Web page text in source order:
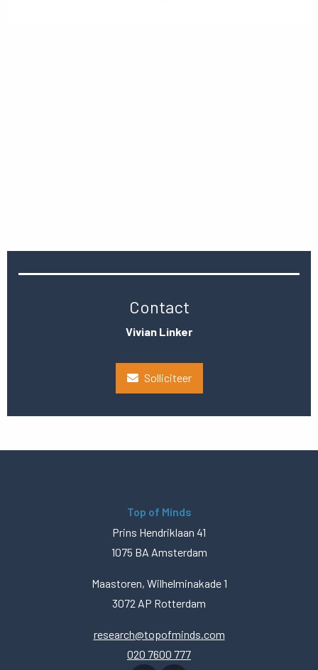
Contact
Vivian Linker
Solliciteer
Top of Minds
Prins Hendriklaan 41
1075 BA Amsterdam
Maastoren, Wilhelminakade 1
3072 AP Rotterdam
research@topofminds.com
020 7600 777